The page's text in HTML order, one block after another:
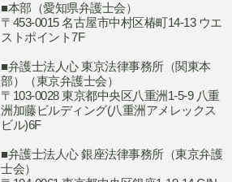
■本部（愛知県弁護士会）
〒453-0015 名古屋市中村区椿町14-13 ウエ
ストポイント7F
■弁護士法人心 東京法律事務所（関東本
部）（東京弁護士会）
〒103-0028 東京都中央区八重洲1-5-9 八重
洲加藤ビルディング(八重洲アメレックス
ビル)6F
■弁護士法人心 銀座法律事務所（東京弁護
士会）